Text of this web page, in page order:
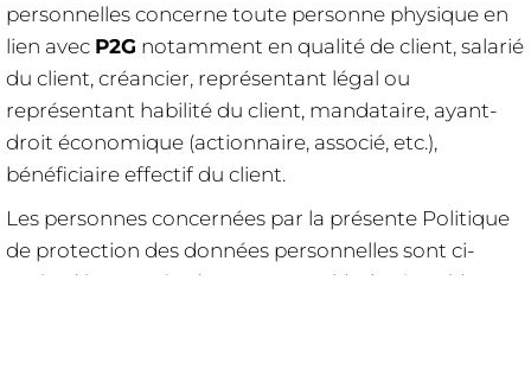
personnelles concerne toute personne physique en
lien avec P2G notamment en qualité de client, salarié
du client, créancier, représentant légal ou
représentant habilité du client, mandataire, ayant-
droit économique (actionnaire, associé, etc.),
bénéficiaire effectif du client.
Les personnes concernées par la présente Politique
de protection des données personnelles sont ci-
après dénommées les "Personne(s) Physique(s)".